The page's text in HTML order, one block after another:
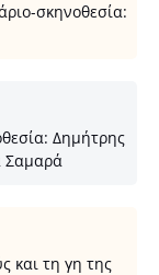
σκηνοθεσία:
Δημήτρης
Σαμαρά
και τη γη της